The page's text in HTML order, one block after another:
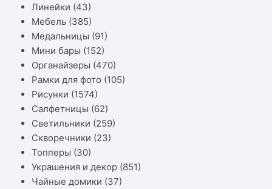
Линейки (43)
Мебель (385)
Медальницы (91)
Мини бары (152)
Органайзеры (470)
Рамки для фото (105)
Рисунки (1574)
Салфетницы (62)
Светильники (259)
Скворечники (23)
Топперы (30)
Украшения и декор (851)
Чайные домики (37)